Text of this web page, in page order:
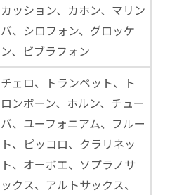
カッション、カホン、マリン
バ、シロフォン、グロッケ
ン、ビブラフォン
チェロ、トランペット、ト
ロンボーン、ホルン、チュー
バ、ユーフォニアム、フルー
ト、ピッコロ、クラリネッ
ト、オーボエ、ソプラノサ
ックス、アルトサックス、